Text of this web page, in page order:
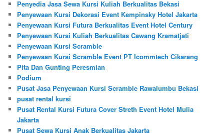
Penyedia Jasa Sewa Kursi Kuliah Berkualitas Bekasi
Penyewaan Kursi Dekorasi Event Kempinsky Hotel Jakarta
Penyewaan Kursi Futura Berkualitas Event Hotel Century
Penyewaan Kursi Kuliah Berkualitas Cawang Kramatjati
Penyewaan Kursi Scramble
Penyewaan Kursi Scramble Event PT Icommtech Cikarang
Pita Dan Gunting Peresmian
Podium
Pusat Jasa Penyewaan Kursi Scramble Rawalumbu Bekasi
pusat rental kursi
Pusat Rental Kursi Futura Cover Streth Event Hotel Mulia
Jakarta
Pusat Sewa Kursi Anak Berkualitas Jakarta